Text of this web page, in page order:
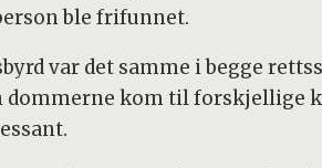
ble frifunnet.
var det samme i begge
dommerne kom til forskjellige